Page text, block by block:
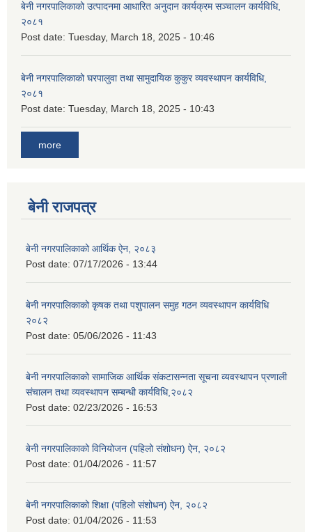
बेनी नगरपालिकाको उत्पादनमा आधारित अनुदान कार्यक्रम सञ्‍चालन कार्यविधि,
२०८१
Post date: Tuesday, March 18, 2025 - 10:46
बेनी नगरपालिकाको घरपालुवा तथा सामुदायिक कुकुर व्यवस्थापन कार्यविधि,
२०८१
Post date: Tuesday, March 18, 2025 - 10:43
more
बेनी राजपत्र
बेनी नगरपालिकाको आर्थिक ऐन, २०८३
Post date: 07/17/2026 - 13:44
बेनी नगरपालिकाको कृषक तथा पशुपालन समुह गठन व्यवस्थापन कार्यविधि
२०८२
Post date: 05/06/2026 - 11:43
बेनी नगरपालिकाको सामाजिक आर्थिक संकटासन्नता सूचना व्यवस्थापन प्रणाली
संचालन तथा व्यवस्थापन सम्बन्धी कार्यविधि,२०८२
Post date: 02/23/2026 - 16:53
बेनी नगरपालिकाको विनियोजन (पहिलो संशोधन) ऐन, २०८२
Post date: 01/04/2026 - 11:57
बेनी नगरपालिकाको शिक्षा (पहिलो संशोधन) ऐन, २०८२
Post date: 01/04/2026 - 11:53